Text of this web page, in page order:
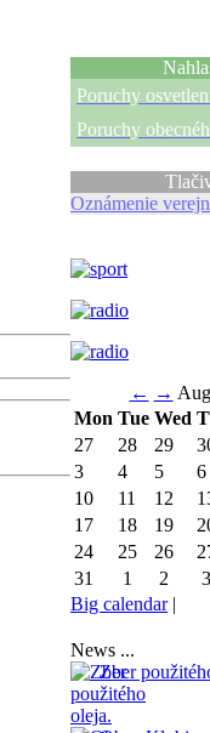
Poruchy
Poruchy
Oznámenie
← →
Mon Tue Wed
27
28 29
3
4 5 6
10
11 12
17
18 19
24
25 26
31
1 2 3
Big calendar|
News ...
Zber